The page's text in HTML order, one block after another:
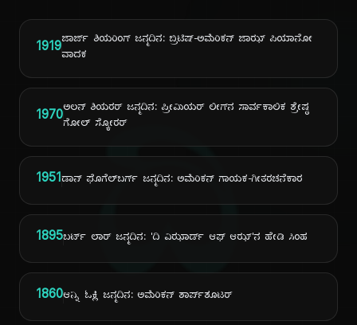
ದಿ
1919ಜಾರ್ಜ್ ಶಿಯರಿಂಗ್ ಜನ್ಮದಿನ: ಬ್ರಿಟಿಷ್-ಅಮೆರಿಕನ್ ಜಾಝ್ ಪಿಯಾನೋ
ವಾದಕ
1970ಅಲನ್ ಶಿಯರರ್ ಜನ್ಮದಿನ: ಪ್ರೀಮಿಯರ್ ಲೀಗ್‌ನ ಸಾರ್ವಕಾಲಿಕ ಶ್ರೇಷ್ಠ
ಗೋಲ್ ಸ್ಕೋರರ್
1951ಡಾನ್ ಫೊಗೆಲ್‌ಬರ್ಗ್ ಜನ್ಮದಿನ: ಅಮೆರಿಕನ್ ಗಾಯಕ-ಗೀತರಚನೆಕಾರ
1895ಬರ್ಟ್ ಲಾರ್ ಜನ್ಮದಿನ: 'ದಿ ವಿಝಾರ್ಡ್ ಆಫ್ ಆಝ್'ನ ಹೇಡಿ ಸಿಂಹ
1860ಆನ್ನಿ ಓಕ್ಲಿ ಜನ್ಮದಿನ: ಅಮೆರಿಕನ್ ಶಾರ್ಪ್‌ಶೂಟರ್